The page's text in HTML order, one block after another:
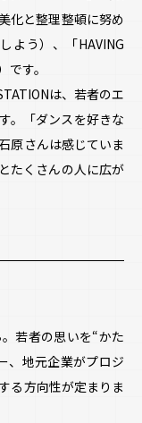
化と整理整頓に努め
よう）、「HAVING
です。
は、若者のエ
。「ダンスを好きな
原さんは感じていま
たくさんの人に広が
若者の思いを“かた
、地元企業がプロジ
る方向性が定まりま